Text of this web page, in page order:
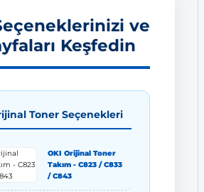
ve
Keşfedin
Toner Seçenekleri
OKI Orijinal Toner
Takım - C823 / C833
/ C843